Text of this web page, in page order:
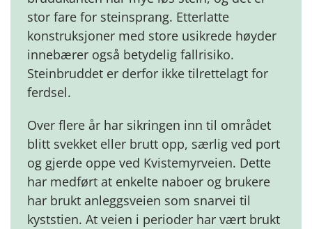
stor fare for steinsprang. Etterlatte
konstruksjoner med store usikrede høyder
innebærer også betydelig fallrisiko.
Steinbruddet er derfor ikke tilrettelagt for
ferdsel.
Over flere år har sikringen inn til området
blitt svekket eller brutt opp, særlig ved port
og gjerde oppe ved Kvistemyrveien. Dette
har medført at enkelte naboer og brukere
har brukt anleggsveien som snarvei til
kyststien. At veien i perioder har vært brukt